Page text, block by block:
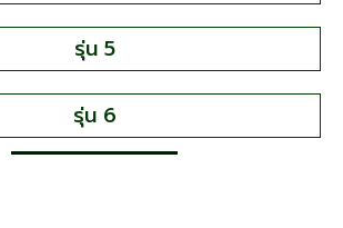
รุ่น 5
รุ่น 6